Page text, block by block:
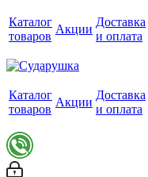
Каталог
товаров
Акции
Доставка
и оплата
Каталог
товаров
Акции
Доставка
и оплата